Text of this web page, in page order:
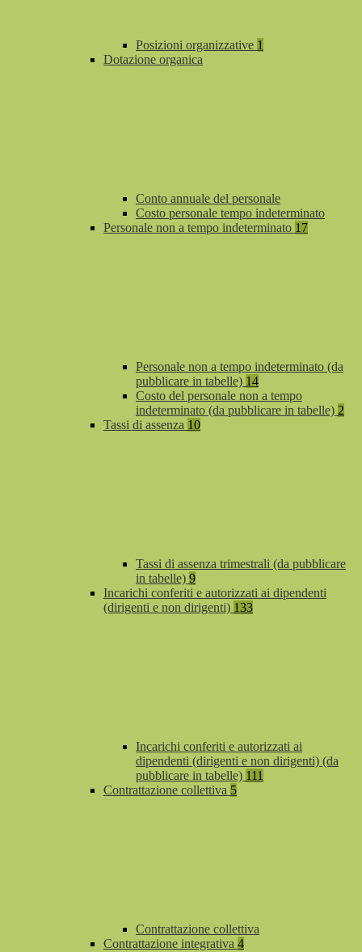
Posizioni organizzative 1
Dotazione organica
Conto annuale del personale
Costo personale tempo indeterminato
Personale non a tempo indeterminato 17
Personale non a tempo indeterminato (da
pubblicare in tabelle) 14
Costo del personale non a tempo
indeterminato (da pubblicare in tabelle) 2
Tassi di assenza 10
Tassi di assenza trimestrali (da pubblicare
in tabelle) 9
Incarichi conferiti e autorizzati ai dipendenti
(dirigenti e non dirigenti) 133
Incarichi conferiti e autorizzati ai
dipendenti (dirigenti e non dirigenti) (da
pubblicare in tabelle) 111
Contrattazione collettiva 5
Contrattazione collettiva
Contrattazione integrativa 4